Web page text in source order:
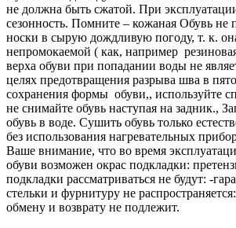
не должна быть сжатой. При
сезонность. Помните – кожаная Обувь не
носки в сырую дождливую погоду, т. к.
непромокаемой ( как, например
верха обуви при попадании воды не
целях предотвращения разрыва шва в
сохранения формы обуви,, используйте
не снимайте обувь наступая на задник.,
обувь в воде. Сушить обувь только
без использования нагревательных
Ваше внимание, что во время
обуви возможен окрас подкладки:
подкладки рассматриваться не будут: -
стельки и фурнитуру не
обмену и возврату не подлежит.